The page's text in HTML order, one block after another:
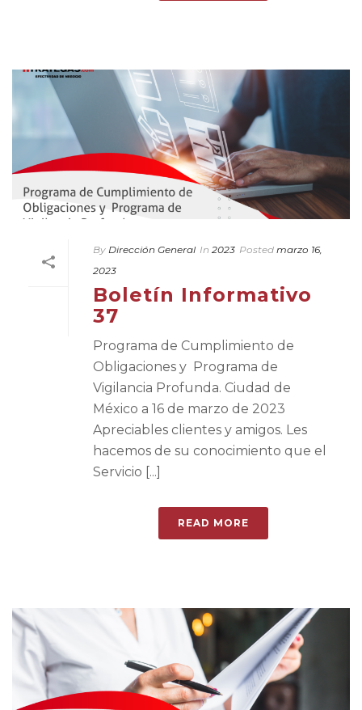
By Dirección General In 2023 Posted marzo 16,
2023
Boletín Informativo
37
Programa de Cumplimiento de
Obligaciones y Programa de
Vigilancia Profunda. Ciudad de
México a 16 de marzo de 2023
Apreciables clientes y amigos. Les
hacemos de su conocimiento que el
Servicio [...]
READ MORE